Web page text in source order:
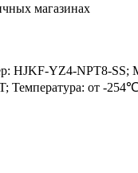
магазинах
YZ4-NPT8-SS;
Температура: от -